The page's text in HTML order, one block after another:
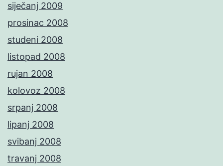
siječanj 2009
prosinac 2008
studeni 2008
listopad 2008
rujan 2008
kolovoz 2008
srpanj 2008
lipanj 2008
svibanj 2008
travanj 2008